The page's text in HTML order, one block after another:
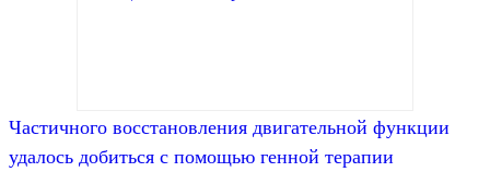
Частичного восстановления двигательной функции
удалось добиться с помощью генной терапии